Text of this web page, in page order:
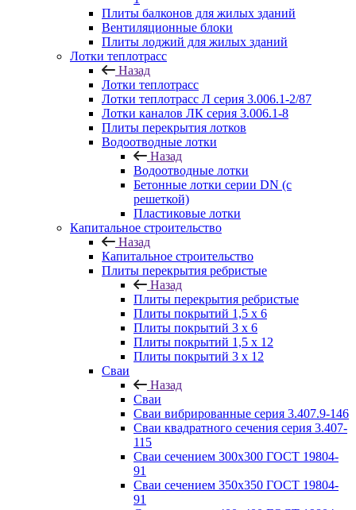
Плиты балконов для жилых зданий
Вентиляционные блоки
Плиты лоджий для жилых зданий
Лотки теплотрасс
Назад
Лотки теплотрасс
Лотки теплотрасс Л серия 3.006.1-2/87
Лотки каналов ЛК серия 3.006.1-8
Плиты перекрытия лотков
Водоотводные лотки
Назад
Водоотводные лотки
Бетонные лотки серии DN (с
решеткой)
Пластиковые лотки
Капитальное строительство
Назад
Капитальное строительство
Плиты перекрытия ребристые
Назад
Плиты перекрытия ребристые
Плиты покрытий 1,5 x 6
Плиты покрытий 3 x 6
Плиты покрытий 1,5 x 12
Плиты покрытий 3 x 12
Сваи
Назад
Сваи
Сваи вибрированные серия 3.407.9-146
Сваи квадратного сечения серия 3.407-
115
Сваи сечением 300х300 ГОСТ 19804-
91
Сваи сечением 350х350 ГОСТ 19804-
91